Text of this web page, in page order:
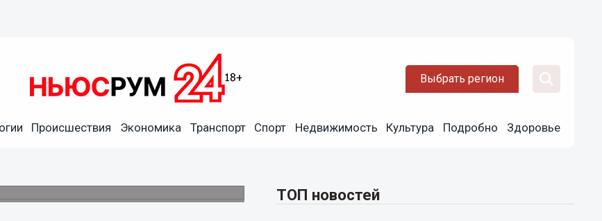
Выбрать регион
Происшествия Экономика Транспорт Спорт Недвижимость Культура Подробно Здоровье
ТОП новостей